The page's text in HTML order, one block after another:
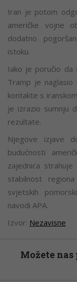
Iran je potom
američke vojne
dodatno
istoku.
Iako je poručio da
Tramp je naglasio
kontakte s
je izrazio sumnju
rezultate.
Njegove izjave
budućnosti
zajednica
stabilnost
svjetskih
navodi APA.
Izvor: Nezavisne
Možete